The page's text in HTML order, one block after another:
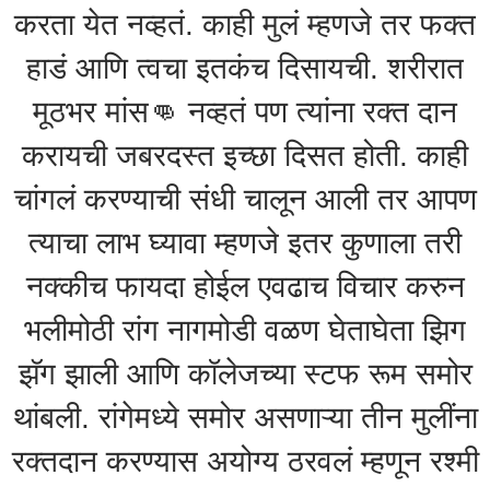
करता येत नव्हतं. काही मुलं म्हणजे तर फक्त
हाडं आणि त्वचा इतकंच दिसायची. शरीरात
मूठभर मांस👊 नव्हतं पण त्यांना रक्त दान
करायची जबरदस्त इच्छा दिसत होती. काही
चांगलं करण्याची संधी चालून आली तर आपण
त्याचा लाभ घ्यावा म्हणजे इतर कुणाला तरी
नक्कीच फायदा होईल एवढाच विचार करुन
भलीमोठी रांग नागमोडी वळण घेताघेता झिग
झॅग झाली आणि कॉलेजच्या स्टफ रूम समोर
थांबली. रांगेमध्ये समोर असणाऱ्या तीन मुलींना
रक्तदान करण्यास अयोग्य ठरवलं म्हणून रश्मी